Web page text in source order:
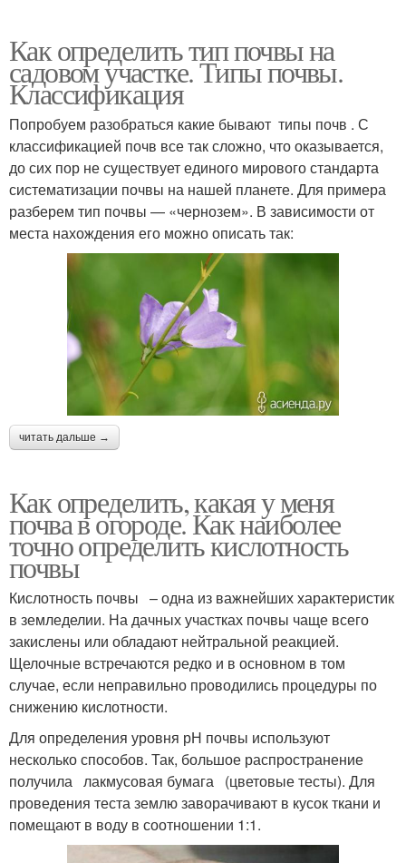
Как определить тип почвы на
садовом участке. Типы почвы.
Классификация
Попробуем разобраться какие бывают типы почв . С
классификацией почв все так сложно, что оказывается,
до сих пор не существует единого мирового стандарта
систематизации почвы на нашей планете. Для примера
разберем тип почвы — «чернозем». В зависимости от
места нахождения его можно описать так:
читать дальше →
Как определить, какая у меня
почва в огороде. Как наиболее
точно определить кислотность
почвы
Кислотность почвы – одна из важнейших характеристик
в земледелии. На дачных участках почвы чаще всего
закислены или обладают нейтральной реакцией.
Щелочные встречаются редко и в основном в том
случае, если неправильно проводились процедуры по
снижению кислотности.
Для определения уровня рН почвы используют
несколько способов. Так, большое распространение
получила лакмусовая бумага (цветовые тесты). Для
проведения теста землю заворачивают в кусок ткани и
помещают в воду в соотношении 1:1.